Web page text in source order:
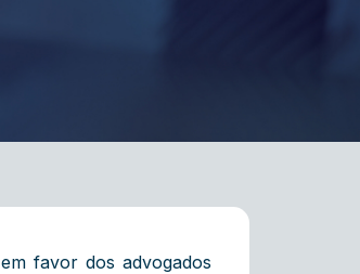
favor dos advogados